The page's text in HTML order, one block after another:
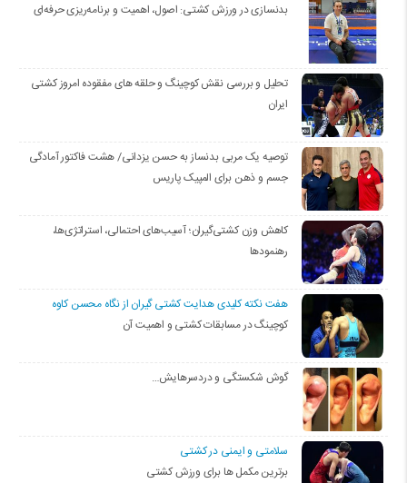
بدنسازی در ورزش کشتی: اصول، اهمیت و برنامه‌ریزی حرفه‌ای
تحلیل و بررسی نقش کوچینگ و حلقه های مفقوده امروز کشتی
ایران
توصیه یک مربی بدنساز به حسن یزدانی/ هشت فاکتور آمادگی
جسم و ذهن برای المپیک پاریس
کاهش وزن کشتی‌گیران؛ آسیب‌های احتمالی، استراتژی‌ها،
رهنمودها
هفت نکته کلیدی هدایت کشتی گیران از نگاه محسن کاوه
کوچینگ در مسابقات کشتی و اهمیت آن
گوش شکستگی و دردسرهایش…
سلامتی و ایمنی در کشتی
برترین مکمل ها برای ورزش کشتی